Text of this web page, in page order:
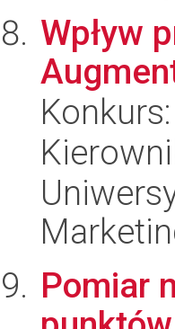
Wpływ
Konkurs:
Pomiar